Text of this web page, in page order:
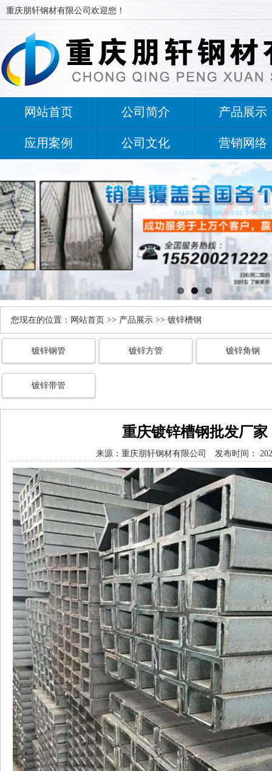
重庆朋轩钢材有限公司欢迎您！
网站首页 公司简介 产品展示
应用案例 公司文化 营销网络
您现在的位置： 网站首页 >> 产品展示 >> 镀锌槽钢
镀锌钢管 镀锌方管 镀锌角钢
镀锌带管
重庆镀锌槽钢批发厂家
来源： 重庆朋轩钢材有限公司 发布时间：